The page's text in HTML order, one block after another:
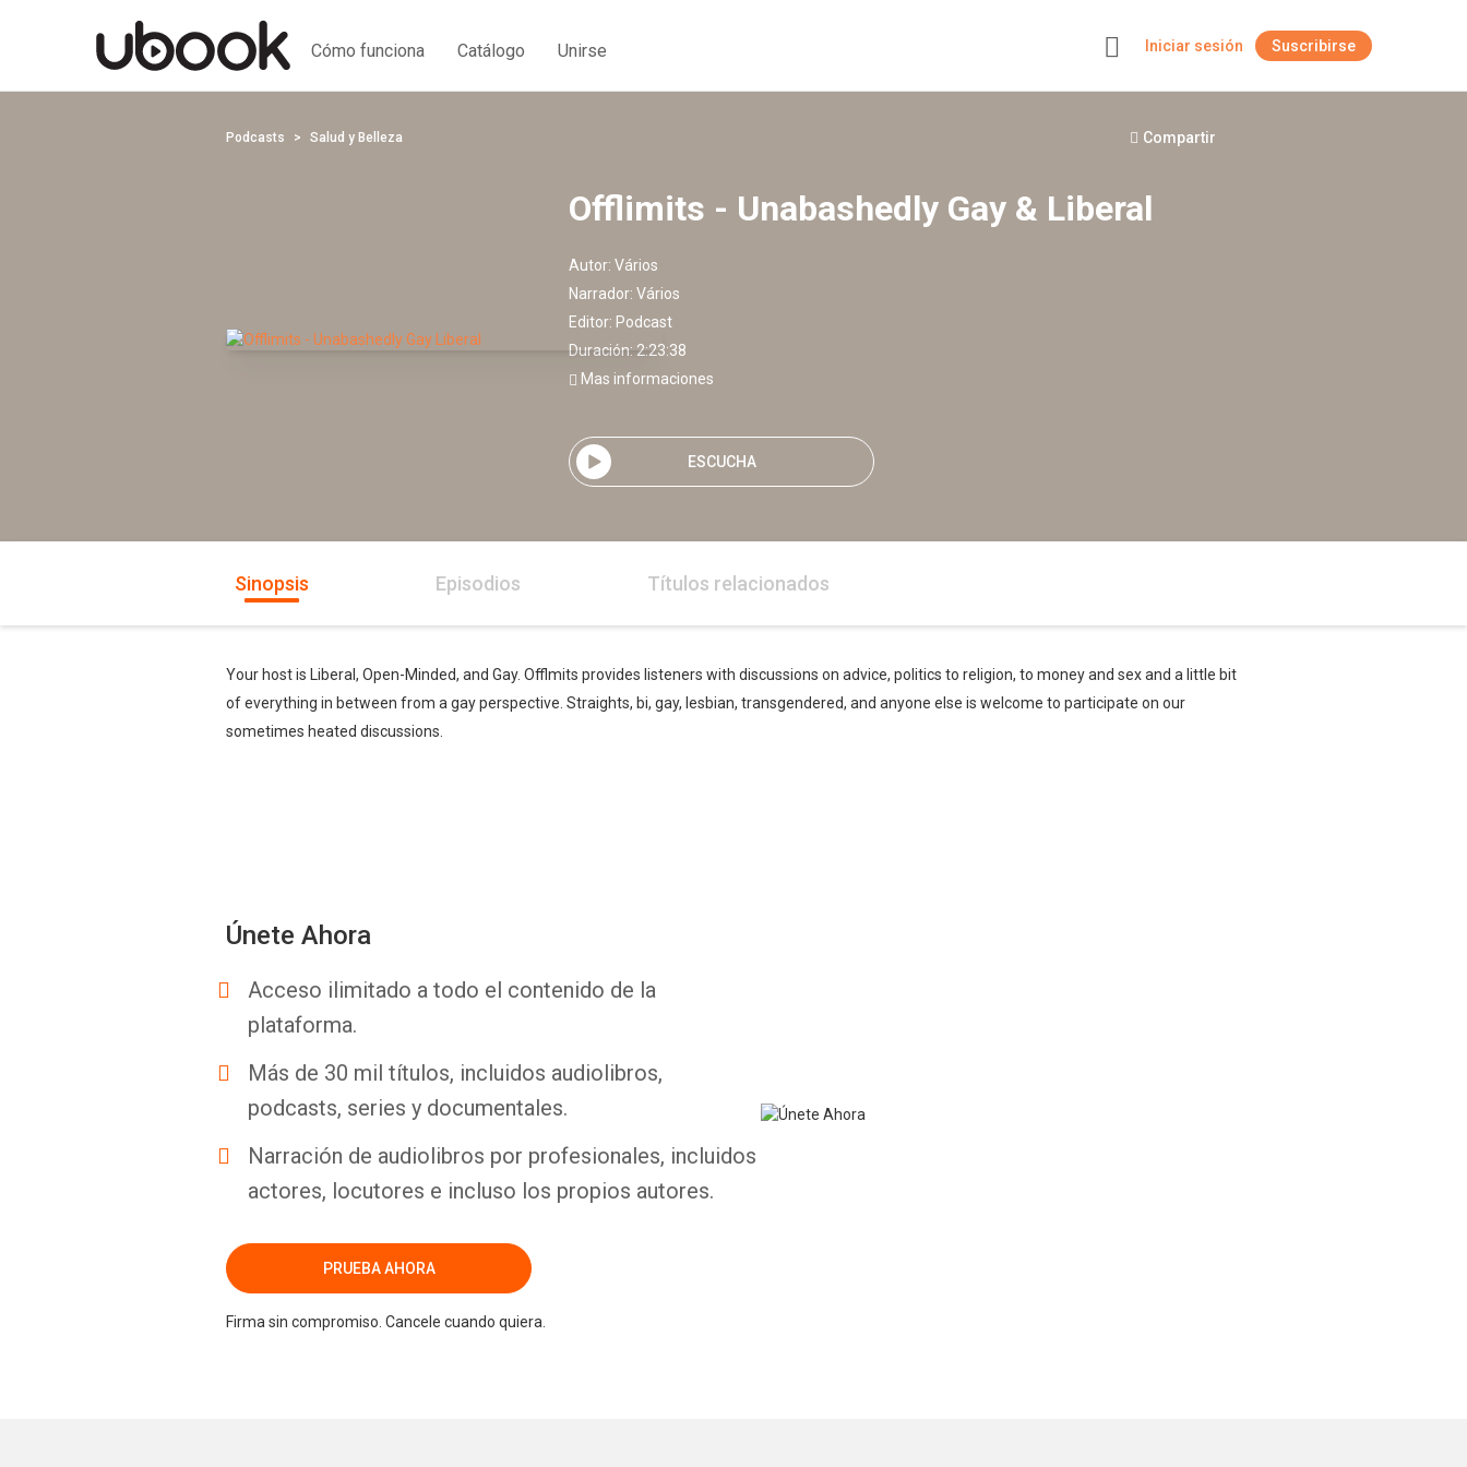
Cómo funciona Catálogo Unirse Iniciar sesión Suscribirse
Podcasts Salud y Belleza Compartir
Offlimits - Unabashedly Gay & Liberal
Autor: Vários
Narrador: Vários
Editor: Podcast
Duración: 2:23:38
Mas informaciones
ESCUCHA
Sinopsis Episodios Títulos relacionados
Your host is Liberal, Open-Minded, and Gay. Offlmits provides listeners with discussions on advice, politics to religion, to money and sex and a little bit
of everything in between from a gay perspective. Straights, bi, gay, lesbian, transgendered, and anyone else is welcome to participate on our
sometimes heated discussions.
Únete Ahora
Acceso ilimitado a todo el contenido de la
plataforma.
Más de 30 mil títulos, incluidos audiolibros,
podcasts, series y documentales.
Narración de audiolibros por profesionales, incluidos
actores, locutores e incluso los propios autores.
PRUEBA AHORA
Firma sin compromiso. Cancele cuando quiera.